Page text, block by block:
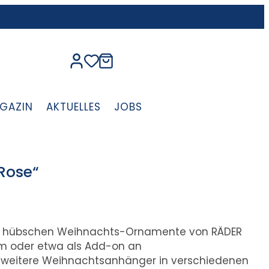
AKTUELLES JOBS
Weihnachts-Ornamente von RÄDER
oder etwa als Add-on an
Weihnachtsanhänger in verschiedenen